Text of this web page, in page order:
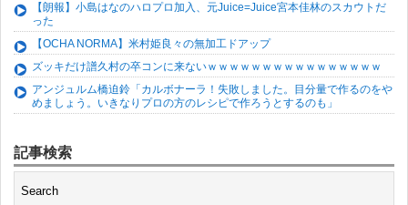
【朗報】小島はなのハロプロ加入、元Juice=Juice宮本佳林のスカウトだ
った
【OCHA NORMA】米村姫良々の無加工ドアップ
ズッキだけ譜久村の卒コンに来ないｗｗｗｗｗｗｗｗｗｗｗｗｗｗｗｗ
アンジュルム橋迫鈴「カルボナーラ！失敗しました。目分量で作るのをや
めましょう。いきなりプロの方のレシピで作ろうとするのも」
記事検索